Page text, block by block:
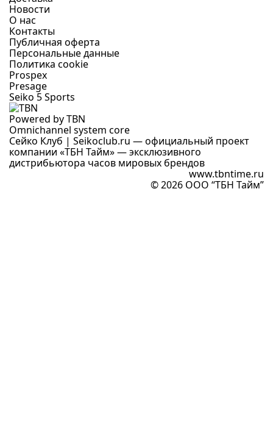
Новости
О нас
Контакты
Публичная оферта
Персональные данные
Политика cookie
Prospex
Presage
Seiko 5 Sports
Powered by TBN
Omnichannel system core
Сейко Клуб | Seikoclub.ru — официальный проект
компании «ТБН Тайм» — эксклюзивного
дистрибьютора часов мировых брендов
www.tbntime.ru
© 2026 ООО “ТБН Тайм”